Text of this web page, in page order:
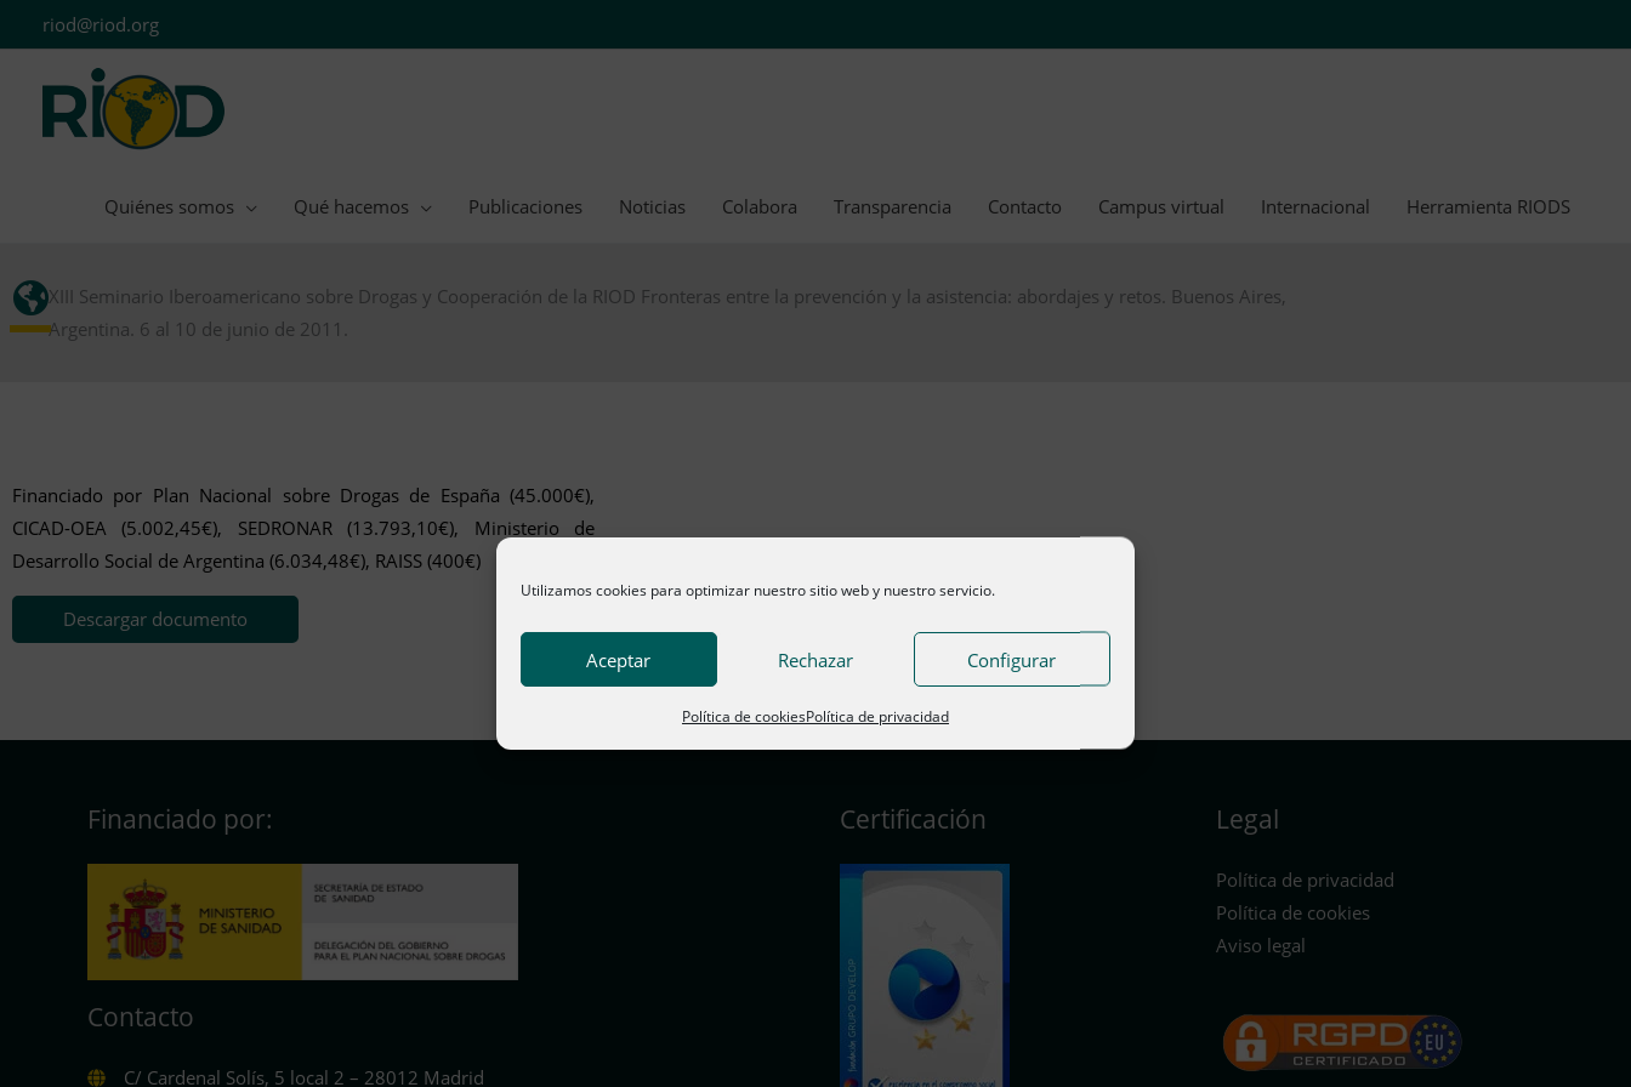
Utilizamos cookies para optimizar nuestro sitio web y nuestro servicio.
Aceptar Rechazar Configurar
Política de cookiesPolítica de privacidad
al
contenido
riod@riod.org
Quiénes somos Qué hacemos Publicaciones Noticias Colabora Transparencia Contacto Campus virtual Internacional Herramienta RIODS
XIII Seminario Iberoamericano sobre Drogas y Cooperación de la RIOD Fronteras entre la prevención y la asistencia: abordajes y retos. Buenos Aires,
Argentina. 6 al 10 de junio de 2011.
Financiado por Plan Nacional sobre Drogas de España (45.000€),
CICAD-OEA (5.002,45€), SEDRONAR (13.793,10€), Ministerio de
Desarrollo Social de Argentina (6.034,48€), RAISS (400€)
Descargar documento
Financiado por:
Contacto
C/ Cardenal Solís, 5 local 2 – 28012 Madrid
Certificación Legal
Política de privacidad
Política de cookies
Aviso legal